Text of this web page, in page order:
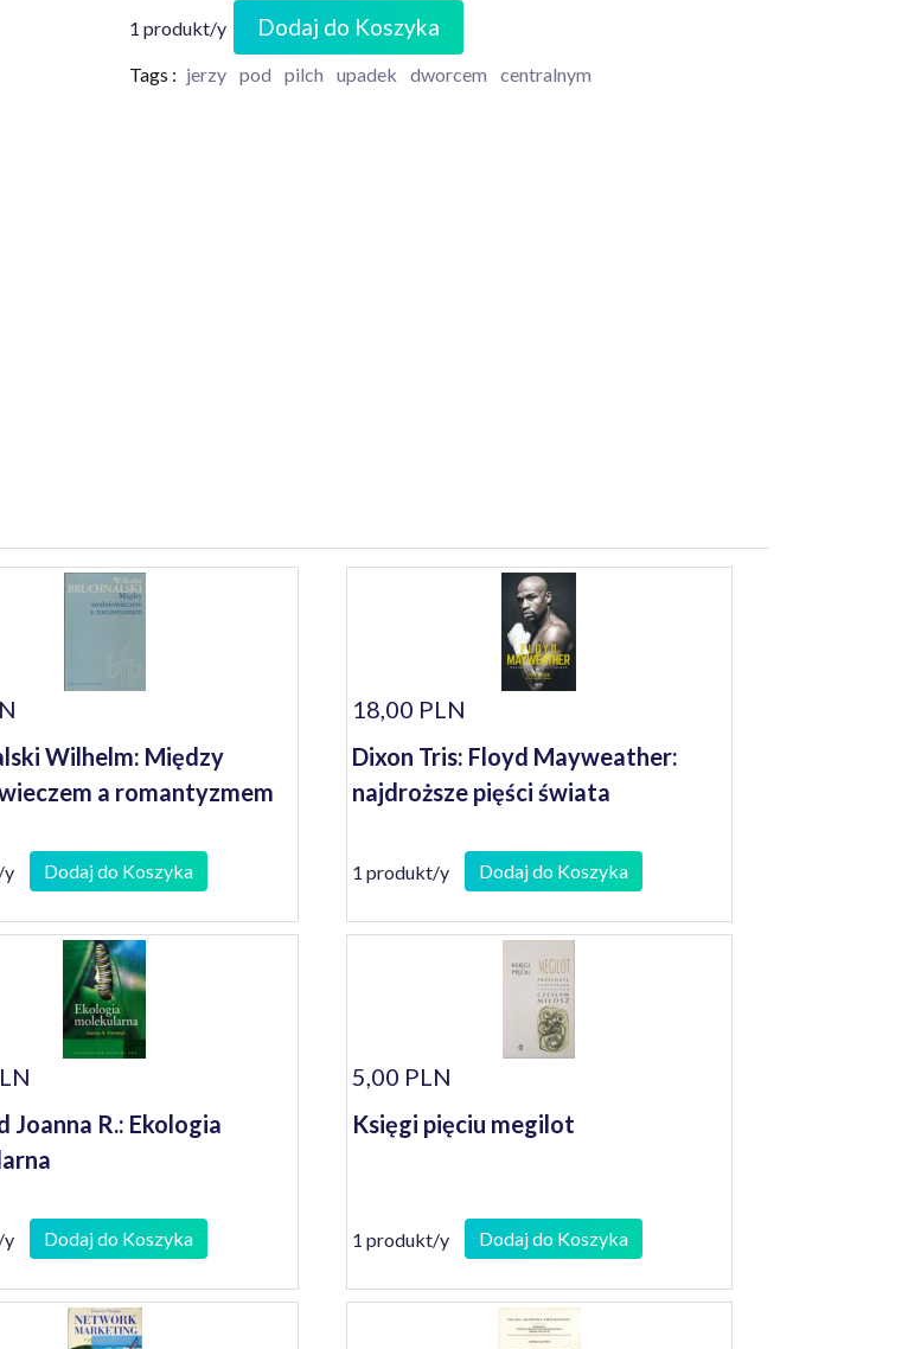
1 produkt/y Dodaj do Koszyka
Tags : jerzy pod pilch upadek dworcem centralnym
Wilhelm: Między
a romantyzmem
y Dodaj do Koszyka
18,00 PLN
Dixon Tris: Floyd Mayweather:
najdroższe pięści świata
1 produkt/y Dodaj do Koszyka
Joanna R.: Ekologia
y Dodaj do Koszyka
5,00 PLN
Księgi pięciu megilot
1 produkt/y Dodaj do Koszyka